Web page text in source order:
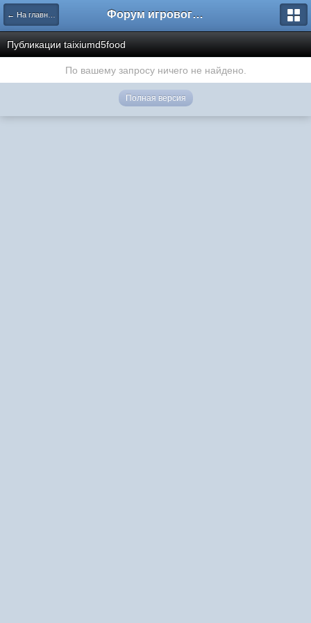
← На главную Форум игрового проекта Riverrise
Публикации taixiumd5food
По вашему запросу ничего не найдено.
Полная версия